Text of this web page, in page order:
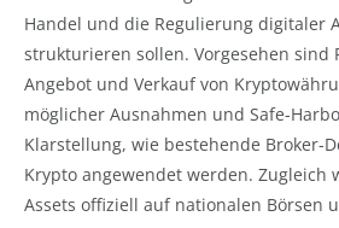
Handel und die Regulierung digitaler
strukturieren sollen. Vorgesehen sind
Angebot und Verkauf von
möglicher Ausnahmen und Safe-
Klarstellung, wie bestehende Broker-
Krypto angewendet werden. Zugleich
Assets offiziell auf nationalen Börsen